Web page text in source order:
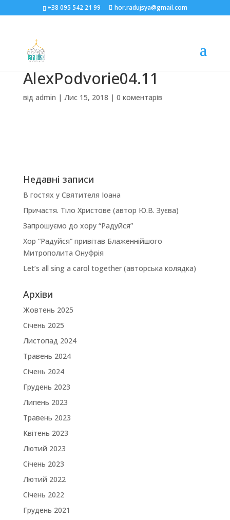
+38 095 542 21 99 hor.radujsya@gmail.com
AlexPodvorie04.11
від admin | Лис 15, 2018 | 0 коментарів
Недавні записи
В гостях у Святителя Іоана
Причастя. Тіло Христове (автор Ю.В. Зуєва)
Запрошуємо до хору “Радуйся”
Хор “Радуйся” привітав Блаженнійшого
Митрополита Онуфрія
Let’s all sing a carol together (авторська колядка)
Архіви
Жовтень 2025
Січень 2025
Листопад 2024
Травень 2024
Січень 2024
Грудень 2023
Липень 2023
Травень 2023
Квітень 2023
Лютий 2023
Січень 2023
Лютий 2022
Січень 2022
Грудень 2021